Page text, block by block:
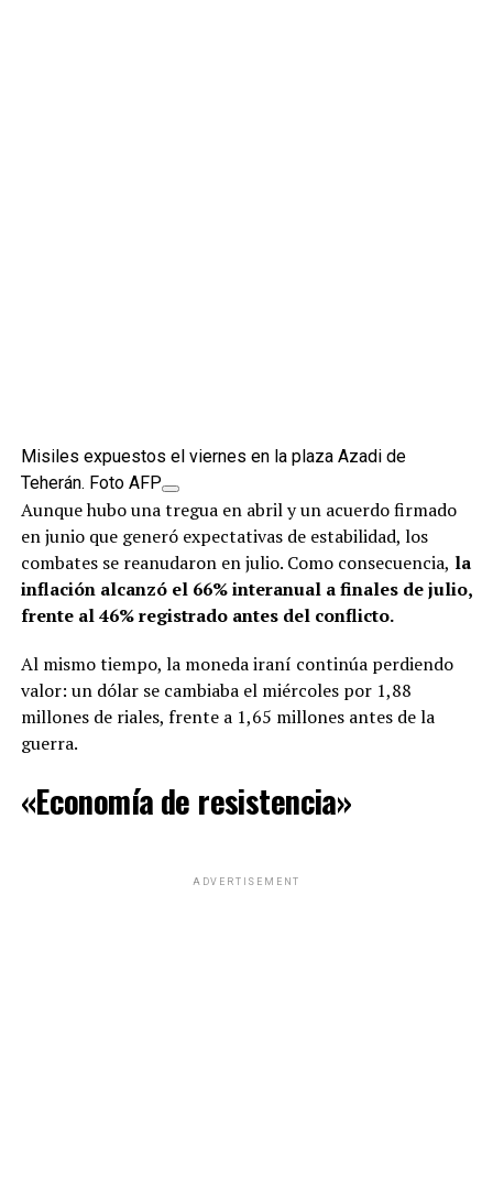
Misiles expuestos el viernes en la plaza Azadi de
Teherán. Foto AFP
Aunque hubo una tregua en abril y un acuerdo firmado
en junio que generó expectativas de estabilidad, los
combates se reanudaron en julio. Como consecuencia, la
inflación alcanzó el 66% interanual a finales de julio,
frente al 46% registrado antes del conflicto.
Al mismo tiempo, la moneda iraní continúa perdiendo
valor: un dólar se cambiaba el miércoles por 1,88
millones de riales, frente a 1,65 millones antes de la
guerra.
«Economía de resistencia»
ADVERTISEMENT